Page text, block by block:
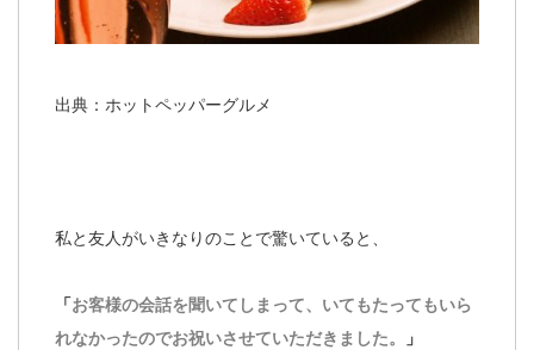
出典：ホットペッパーグルメ
私と友人がいきなりのことで驚いていると、
「お客様の会話を聞いてしまって、いてもたってもいら
れなかったのでお祝いさせていただきました。
」